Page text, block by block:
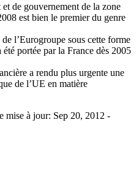
de gouvernement de la zone
est bien le premier du genre
l’Eurogroupe sous cette forme
portée par la France dès 2005
a rendu plus urgente une
de l’UE en matière
mise à jour: Sep 20, 2012 -